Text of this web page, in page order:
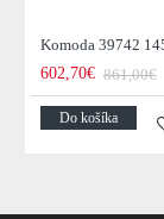
602,70€ 861,00€
Do košíka